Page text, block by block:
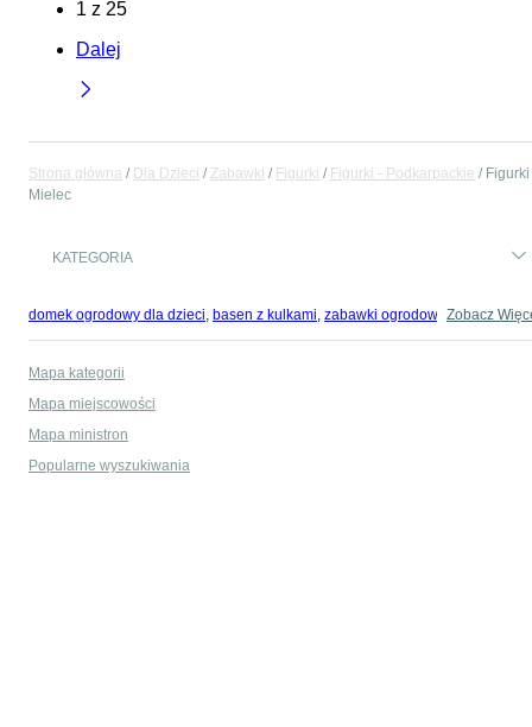
1 z 25
Dalej
Strona główna Dla Dzieci Zabawki Figurki Figurki - Podkarpackie
Figurki
Mielec
KATEGORIA
domek ogrodowy dla dzieci, basen z kulkami, zabawki ogrodowe ,zabawki
Zobacz
Mapa kategorii
Mapa miejscowości
Mapa ministron
Popularne wyszukiwania